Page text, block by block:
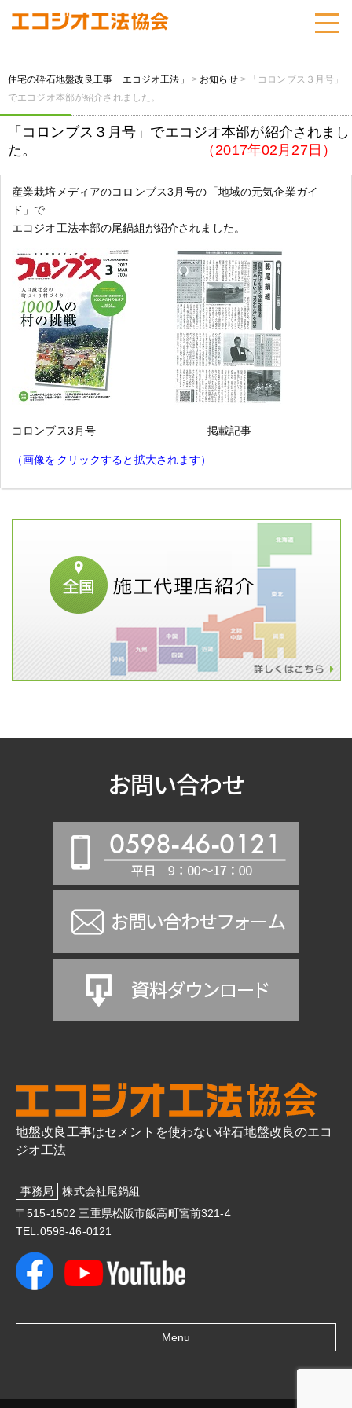
住宅の砕石地盤改良工事「エコジオ工法」 > お知らせ>
「コロンブス３月号」
でエコジオ本部が紹介されました。
「コロンブス３月号」でエコジオ本部が紹介されまし
た。
（2017年02月27日）
産業栽培メディアのコロンブス3月号の「地域の元気企業ガイ
ド」で
エコジオ工法本部の尾鍋組が紹介されました。
コロンブス3月号 掲載記事
（画像をクリックすると拡大されます）
お問い合わせ
地盤改良工事はセメントを使わない砕石地盤改良のエコ
ジオ工法
事務局
株式会社尾鍋組
〒515-1502 三重県松阪市飯高町宮前321-4
TEL.0598-46-0121
Menu